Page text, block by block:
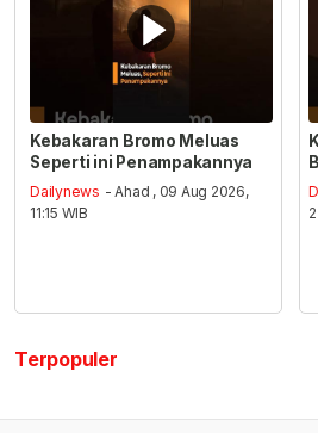
Kebakaran Bromo Meluas
Seperti ini Penampakannya
Dailynews - Ahad , 09 Aug 2026,
11:15 WIB
Terpopuler